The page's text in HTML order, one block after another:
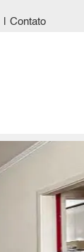
Contato